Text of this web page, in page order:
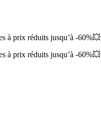
à prix réduits jusqu’à -60%💥
à prix réduits jusqu’à -60%💥